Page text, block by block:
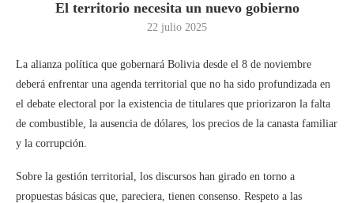
El territorio necesita un nuevo gobierno
22 julio 2025
La alianza política que gobernará Bolivia desde el 8 de noviembre
deberá enfrentar una agenda territorial que no ha sido profundizada en
el debate electoral por la existencia de titulares que priorizaron la falta
de combustible, la ausencia de dólares, los precios de la canasta familiar
y la corrupción.
Sobre la gestión territorial, los discursos han girado en torno a
propuestas básicas que, pareciera, tienen consenso. Respeto a las